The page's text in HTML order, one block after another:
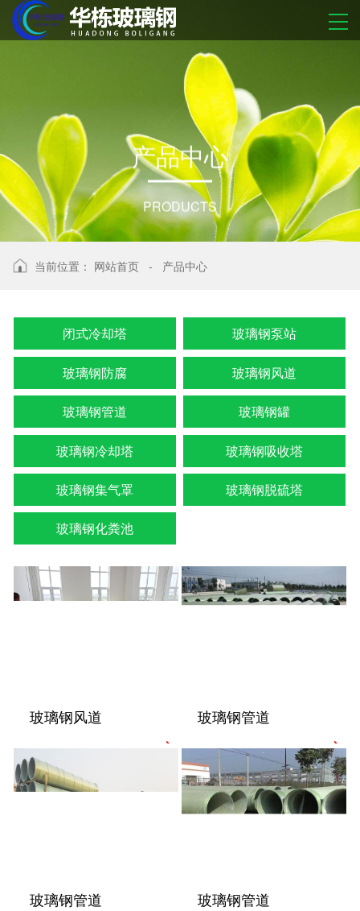
产品中心
PRODUCTS
当前位置： 网站首页 - 产品中心
闭式冷却塔 玻璃钢泵站
玻璃钢防腐 玻璃钢风道
玻璃钢管道 玻璃钢罐
玻璃钢冷却塔 玻璃钢吸收塔
玻璃钢集气罩 玻璃钢脱硫塔
玻璃钢化粪池
玻璃钢风道 玻璃钢管道
玻璃钢管道 玻璃钢管道